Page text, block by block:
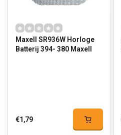
Maxell SR936W Horloge
Batterij 394- 380 Maxell
€1,79